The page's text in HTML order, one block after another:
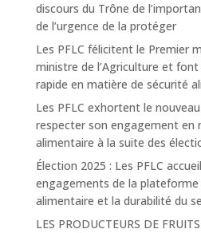
discours du Trône de
de l’urgence de la protéger
Les PFLC félicitent le Premier
ministre de l’Agriculture et
rapide en matière de sécurité
Les PFLC exhortent le
respecter son engagement en
alimentaire à la suite des
Élection 2025 : Les PFLC
engagements de la plateforme
alimentaire et la durabilité du
LES PRODUCTEURS DE